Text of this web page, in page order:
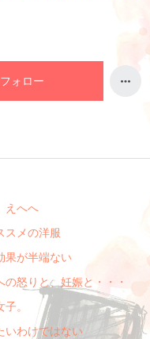
フォロー
えへへ
スメの洋服
果が半端ない
の怒りと、妊娠と・・・
。
いわけではない